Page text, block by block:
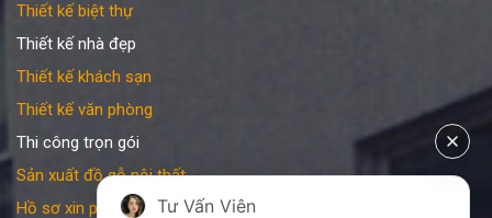
Thiết kế biệt thự
Thiết kế nhà đẹp
Thiết kế khách sạn
Thiết kế văn phòng
Thi công trọn gói
Sản xuất đồ gỗ nội thất
Hồ sơ xin phép xây dựngTư Vấn Viên